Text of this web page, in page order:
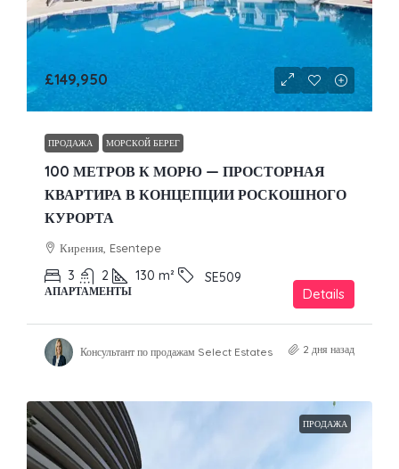
£149,950
ПРОДАЖА МОРСКОЙ БЕРЕГ
100 МЕТРОВ К МОРЮ — ПРОСТОРНАЯ
КВАРТИРА В КОНЦЕПЦИИ РОСКОШНОГО
КУРОРТА
Кирения, Esentepe
3 2 130 m² SE509
АПАРТАМЕНТЫ Details
Консультант по продажам Select Estates 2 дня назад
ПРОДАЖА